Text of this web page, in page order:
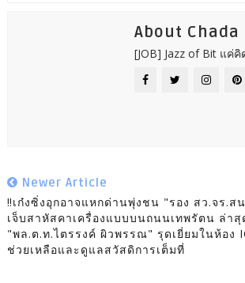
About Chada
[JOB] Jazz of Bit แค่
Newer Article
‼️เก๋งซิ่งอุกอาจแหกด่านพุ่งชน "รอง สว.จร.ส
เจ็บสาหัสคาเครื่องแบบบนถนนเทพรัตน ล่าสุ
"พล.ต.ท.ไตรรงค์ ผิวพรรณ" รุดเยี่ยมในห้อง
ช่วยเหลือและดูแลสวัสดิการเต็มที่